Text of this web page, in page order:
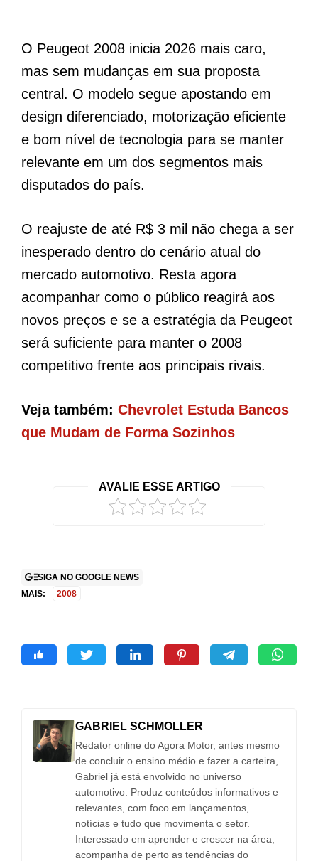
O Peugeot 2008 inicia 2026 mais caro,
mas sem mudanças em sua proposta
central. O modelo segue apostando em
design diferenciado, motorização eficiente
e bom nível de tecnologia para se manter
relevante em um dos segmentos mais
disputados do país.
O reajuste de até R$ 3 mil não chega a ser
inesperado dentro do cenário atual do
mercado automotivo. Resta agora
acompanhar como o público reagirá aos
novos preços e se a estratégia da Peugeot
será suficiente para manter o 2008
competitivo frente aos principais rivais.
Veja também: Chevrolet Estuda Bancos
que Mudam de Forma Sozinhos
AVALIE ESSE ARTIGO
SIGA NO GOOGLE NEWS
MAIS:
2008
GABRIEL SCHMOLLER
Redator online do Agora Motor, antes mesmo
de concluir o ensino médio e fazer a carteira,
Gabriel já está envolvido no universo
automotivo. Produz conteúdos informativos e
relevantes, com foco em lançamentos,
notícias e tudo que movimenta o setor.
Interessado em aprender e crescer na área,
acompanha de perto as tendências do